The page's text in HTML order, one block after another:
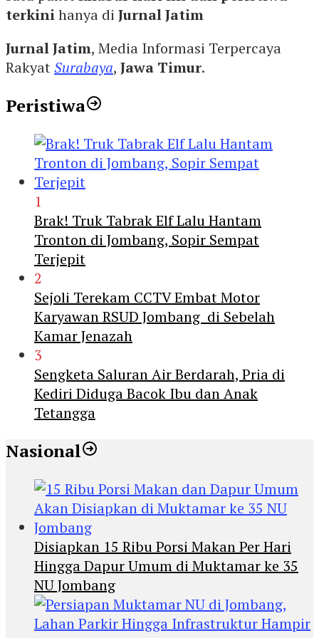
terkinihanya di Jurnal Jatim
Jurnal Jatim, Media Informasi Terpercaya
RakyatSurabaya, Jawa Timur.
Peristiwa
1
Brak! Truk Tabrak Elf Lalu Hantam
Tronton di Jombang, Sopir Sempat
Terjepit
2
Sejoli Terekam CCTV Embat Motor
Karyawan RSUD Jombang di Sebelah
Kamar Jenazah
3
Sengketa Saluran Air Berdarah, Pria di
Kediri Diduga Bacok Ibu dan Anak
Tetangga
Nasional
Disiapkan 15 Ribu Porsi Makan Per Hari
Hingga Dapur Umum di Muktamar ke 35
NU Jombang